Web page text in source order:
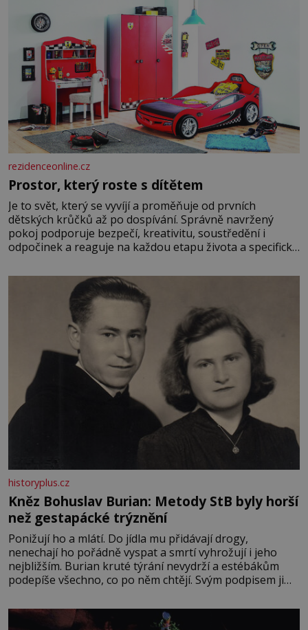
rezidenceonline.cz
Prostor, který roste s dítětem
Je to svět, který se vyvíjí a proměňuje od prvních
dětských krůčků až po dospívání. Správně navržený
pokoj podporuje bezpečí, kreativitu, soustředění i
odpočinek a reaguje na každou etapu života a specifické
měkkost a bezpečí, proto by pokoj miminka měl působit
především klidně a útulně. Předškolní věk je
historyplus.cz
Kněz Bohuslav Burian: Metody StB byly horší
než gestapácké trýznění
Ponižují ho a mlátí. Do jídla mu přidávají drogy,
nenechají ho pořádně vyspat a smrtí vyhrožují i jeho
nejbližším. Burian kruté týrání nevydrží a estébákům
podepíše všechno, co po něm chtějí. Svým podpisem jim
fyzický ani psychický nátlak. Syn brněnského řezníka
chce být knězem a